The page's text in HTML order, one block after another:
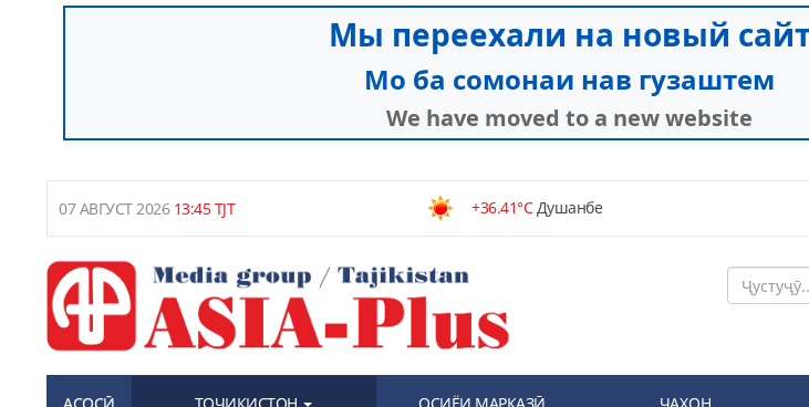
07 АВГУСТ 202613:45 TJT +36.41°CДушанбе
АСОСӢ ТОҶИКИСТОН ОСИЁИ МАРКАЗӢ ҶАҲОН